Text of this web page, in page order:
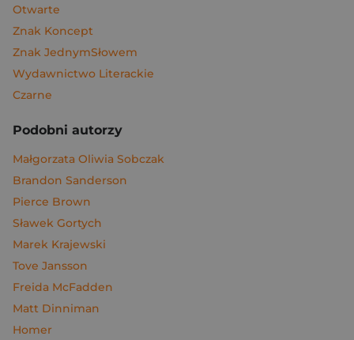
Otwarte
Znak Koncept
Znak JednymSłowem
Wydawnictwo Literackie
Czarne
Podobni autorzy
Małgorzata Oliwia Sobczak
Brandon Sanderson
Pierce Brown
Sławek Gortych
Marek Krajewski
Tove Jansson
Freida McFadden
Matt Dinniman
Homer